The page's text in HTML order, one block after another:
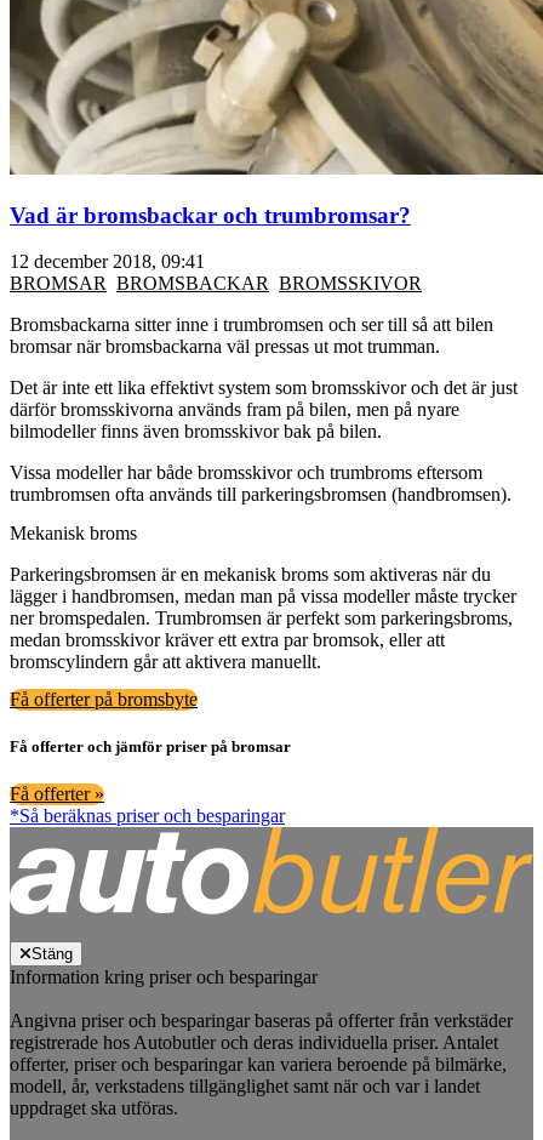
Vad är bromsbackar och trumbromsar?
12 december 2018, 09:41
BROMSAR BROMSBACKAR BROMSSKIVOR
Bromsbackarna sitter inne i trumbromsen och ser till så att bilen
bromsar när bromsbackarna väl pressas ut mot trumman.
Det är inte ett lika effektivt system som bromsskivor och det är just
därför bromsskivorna används fram på bilen, men på nyare
bilmodeller finns även bromsskivor bak på bilen.
Vissa modeller har både bromsskivor och trumbroms eftersom
trumbromsen ofta används till parkeringsbromsen (handbromsen).
Mekanisk broms
Parkeringsbromsen är en mekanisk broms som aktiveras när du
lägger i handbromsen, medan man på vissa modeller måste trycker
ner bromspedalen. Trumbromsen är perfekt som parkeringsbroms,
medan bromsskivor kräver ett extra par bromsok, eller att
bromscylindern går att aktivera manuellt.
Få offerter på bromsbyte
Få offerter och jämför priser på bromsar
Få offerter »
*Så beräknas priser och besparingar
Stäng
Information kring priser och besparingar
Angivna priser och besparingar baseras på offerter från verkstäder
registrerade hos Autobutler och deras individuella priser. Antalet
offerter, priser och besparingar kan variera beroende på bilmärke,
modell, år, verkstadens tillgänglighet samt när och var i landet
uppdraget ska utföras.